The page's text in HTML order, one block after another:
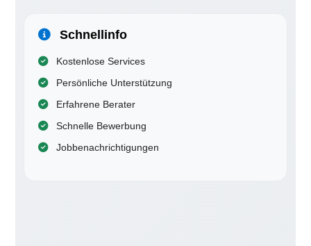
Schnellinfo
Kostenlose Services
Persönliche Unterstützung
Erfahrene Berater
Schnelle Bewerbung
Jobbenachrichtigungen